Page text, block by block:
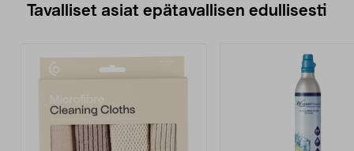
Tavalliset asiat epätavallisen edullisesti